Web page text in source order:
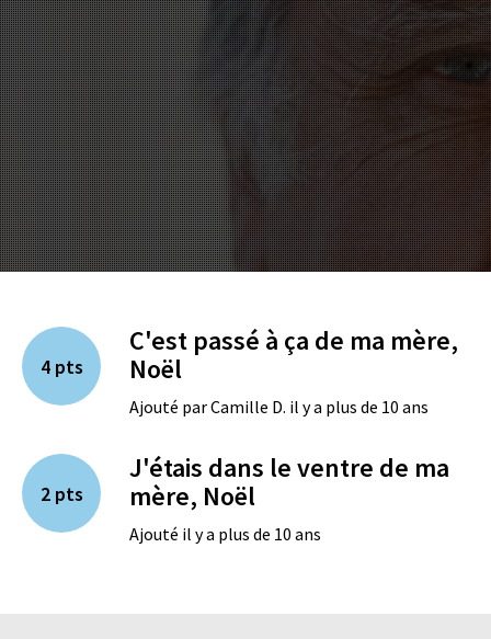
4 pts
C'est passé à ça de ma mère,
Noël
Ajouté par Camille D. il y a plus de 10 ans
2 pts
J'étais dans le ventre de ma
mère, Noël
Ajouté il y a plus de 10 ans